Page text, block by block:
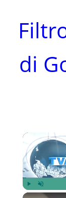
di
Play Unmute